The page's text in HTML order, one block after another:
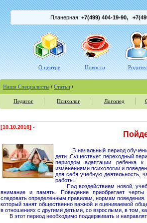
Планерная: +7(499) 404-19-90,
О центре Новости
Наши Специалисты / Cтатьи /
Педагог Психолог Логопед
[10.10.2016] -
В начальный период обучения
дети. Существует переходный
периодом адаптации ребенка
изменениями психологии и
для себя учебную деятельность,
работы.
Под воздействием новой,
внимание и память. Поведение приобретает черты
следовать определенным правилам, нормам
который занят общественно важной и оцениваемой
в отношениях с другими детьми, со взрослыми, в том,
В этот период необходимо поддерживать и